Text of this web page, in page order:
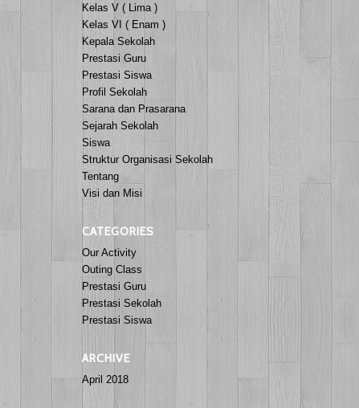
Kelas V ( Lima )
Kelas VI ( Enam )
Kepala Sekolah
Prestasi Guru
Prestasi Siswa
Profil Sekolah
Sarana dan Prasarana
Sejarah Sekolah
Siswa
Struktur Organisasi Sekolah
Tentang
Visi dan Misi
CATEGORIES
Our Activity
Outing Class
Prestasi Guru
Prestasi Sekolah
Prestasi Siswa
ARCHIVE
April 2018